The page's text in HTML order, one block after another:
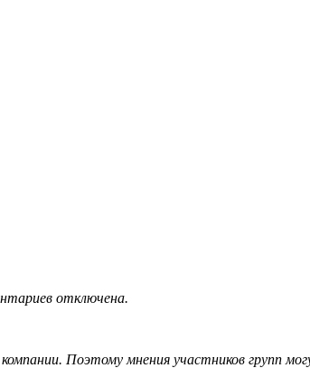
отключена.
Поэтому мнения участников групп